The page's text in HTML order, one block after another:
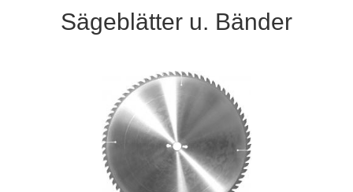
Sägeblätter u. Bänder